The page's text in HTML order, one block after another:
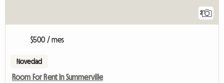
2
$500 / mes
Novedad
Room For Rent In Summerville